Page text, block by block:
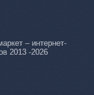
– интернет-
2013 -2026